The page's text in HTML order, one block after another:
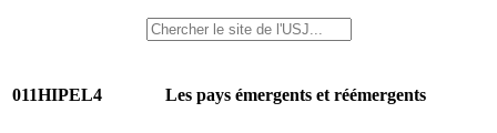
011HIPEL4 Les pays émergents et réémergents